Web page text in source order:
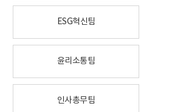
ESG혁신팀
윤리소통팀
인사총무팀